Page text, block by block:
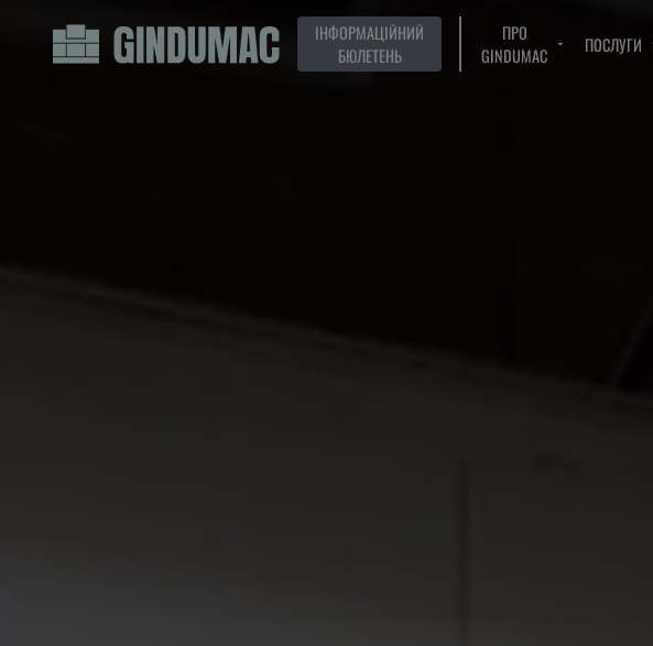
ІНФОРМАЦІЙНИЙ
БЮЛЕТЕНЬ
ПРО
GINDUMAC
ПОСЛУГИ